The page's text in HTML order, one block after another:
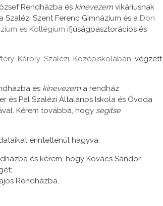
Rendházba és kinevezemvikáriusnak
Szalézi Szent Ferenc Gimnázium és a Don
és Kollégium ifjúságpasztorációs és
Károly Szalézi Középiskolában végzett
és kinevezema rendház
és Pál Szalézi Általános Iskola és Óvoda
Kérem továbbá, hogy segítse
érintetlenül hagyva:
és kérem, hogy Kovács Sándor
Rendházba.